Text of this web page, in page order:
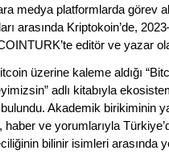
medya platformlarda görev
arasında Kriptokoin’de,
editör ve yazar
üzerine kaleme aldığı
adlı kitabıyla
Akademik birikiminin
haber ve yorumlarıyla
bilinir isimleri arasında